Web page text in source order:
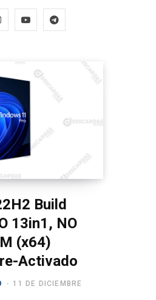
I
a
g
r
a
m
Y
e
T
m
Build
13in1, NO
(x64)
Activado
11 DE DICIEMBRE